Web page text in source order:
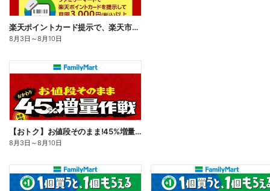
楽天ポイントカード提示で、楽天市場でのお買い物がおトクに!
8月3日 ～8月10日
【おトク】お値段そのまま!45%増量作戦!
8月3日 ～8月10日